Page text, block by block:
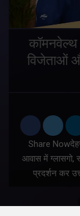
विजेताओं
Share
आवास में
प्रदर्शन कर